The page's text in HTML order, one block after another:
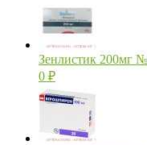
Зенлистик 200мг
0 ₽